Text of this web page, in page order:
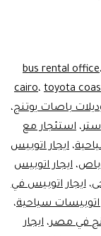
ليموزين
مصر
bus rental office،
cairo، toyota
باصات يوتنج،
، استئجار مع
، ايجار اتوبيس
، ايجار اتوبيس
،ايجار اتوبيس في
اتوبيسات سياحية،
في مصر، ايجار